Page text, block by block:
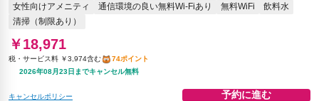
女性向けアメニティ 通信環境の良い無料Wi-Fiあり 無料WiFi
飲料水
清掃（制限あり）
￥18,971
税・サービス料 ￥3,974含む
74ポイント
2026年08月23日までキャンセル無料
キャンセルポリシー 予約に進む